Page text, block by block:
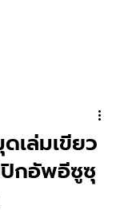
เล่มเขียว
กอัพอีซูซุ